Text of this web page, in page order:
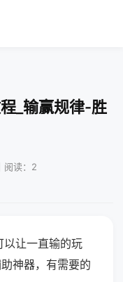
_输赢规律-胜
阅读：2
以让一直输的玩
神器，有需要的